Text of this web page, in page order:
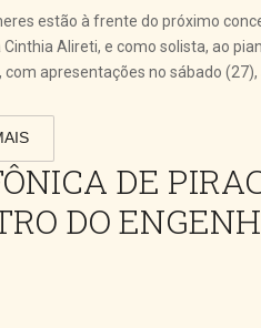
estão à frente do próximo
Alireti, e como solista, ao
apresentações no sábado (27),
DE
DO